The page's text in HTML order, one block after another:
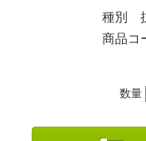
種別
商品
数量